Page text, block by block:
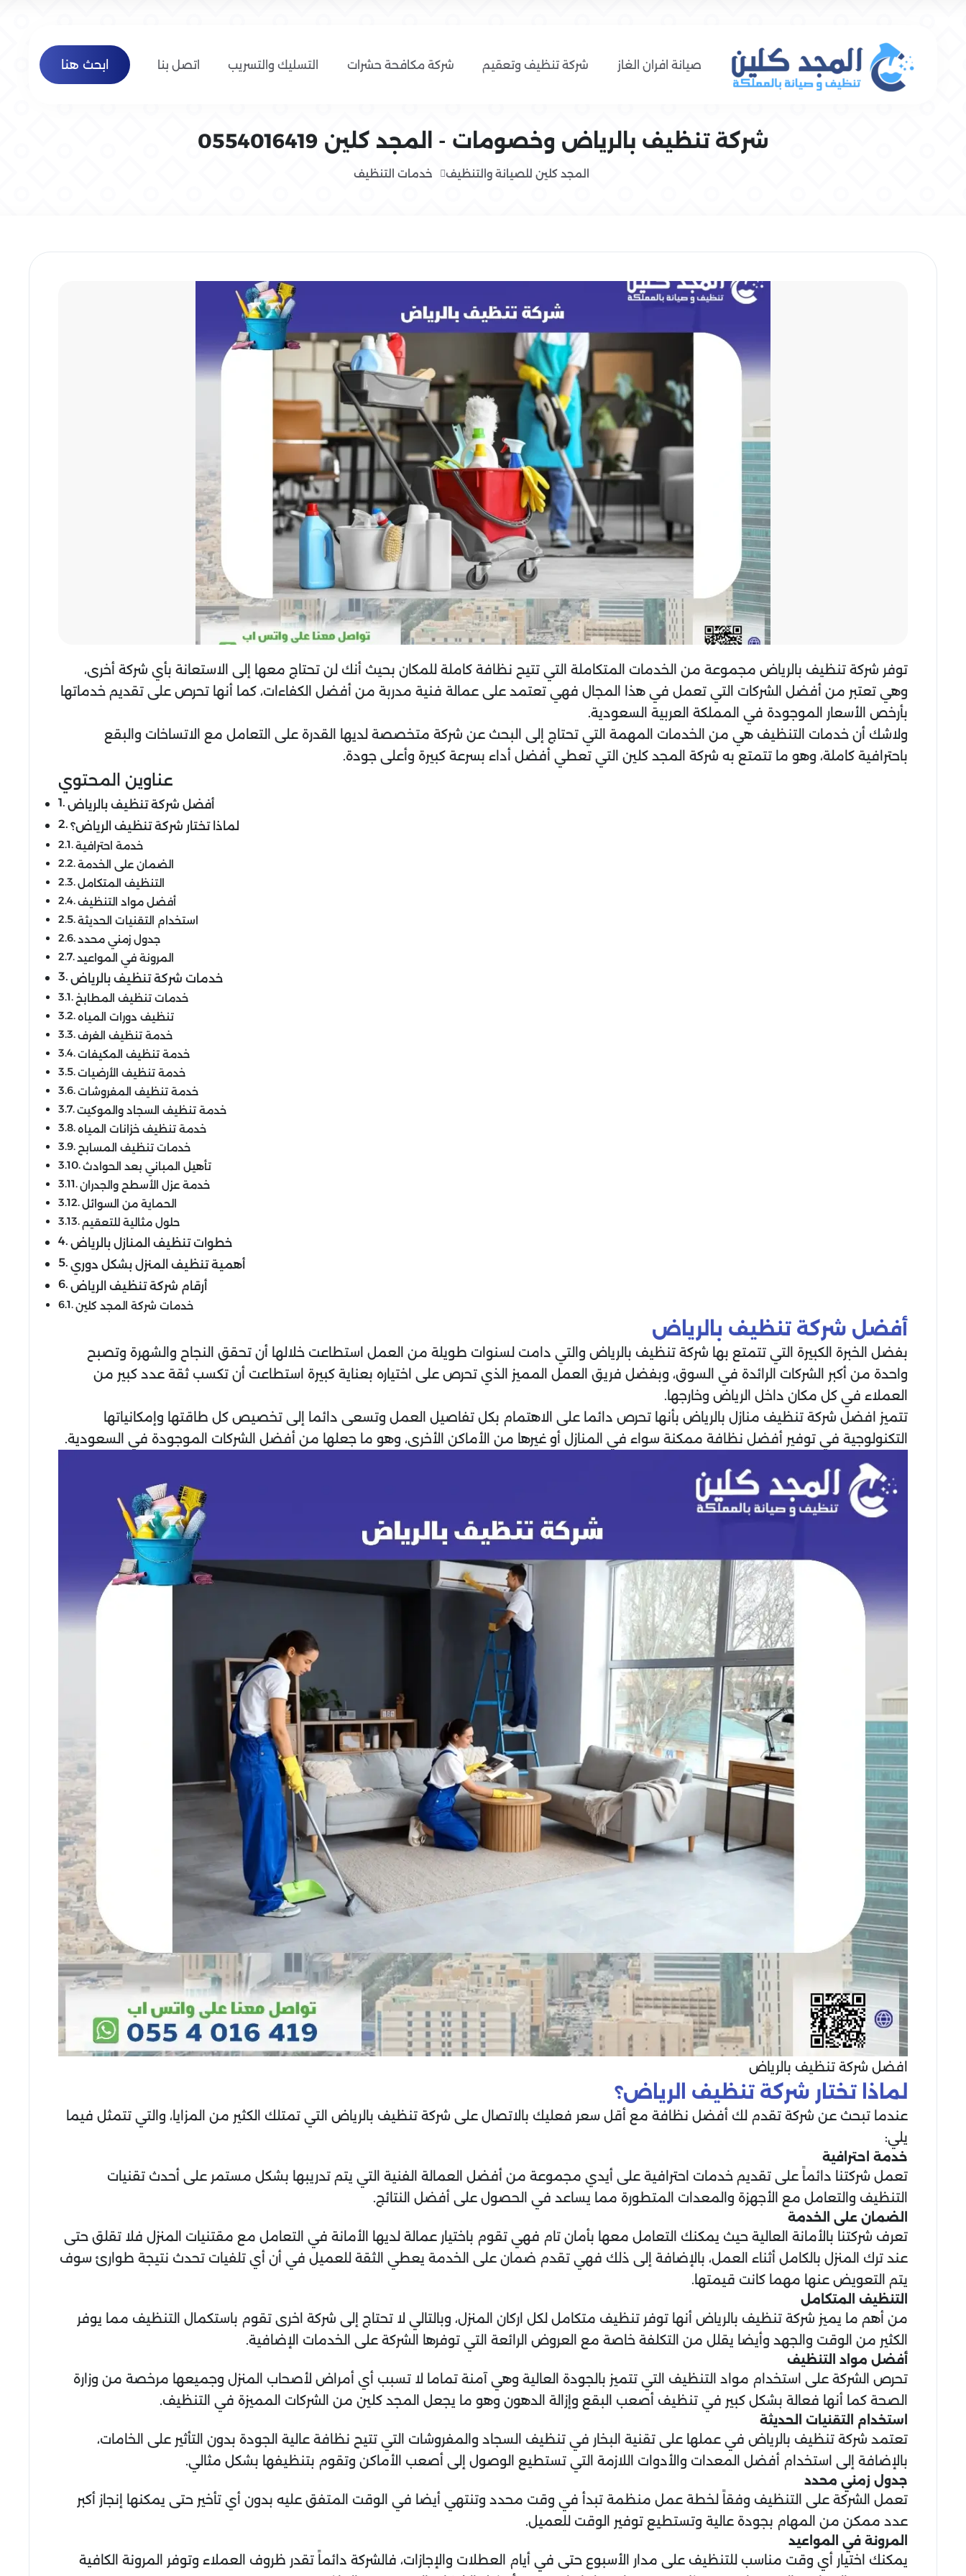
صيانة افران الغاز شركة تنظيف وتعقيم شركة مكافحة حشرات التسليك والتسريب اتصل بنا ابحث هنا
شركة تنظيف بالرياض وخصومات - المجد كلين 0554016419
المجد كلين للصيانة والتنظيف خدمات التنظيف
توفر شركة تنظيف بالرياض مجموعة من الخدمات المتكاملة التي تتيح نظافة كاملة للمكان بحيث أنك لن تحتاج معها إلى الاستعانة بأي شركة أخرى،
وهي تعتبر من أفضل الشركات التي تعمل في هذا المجال فهي تعتمد على عمالة فنية مدربة من أفضل الكفاءات، كما أنها تحرص على تقديم خدماتها
بأرخص الأسعار الموجودة في المملكة العربية السعودية.
ولاشك أن خدمات التنظيف هي من الخدمات المهمة التي تحتاج إلى البحث عن شركة متخصصة لديها القدرة على التعامل مع الاتساخات والبقع
باحترافية كاملة، وهو ما تتمتع به شركة المجد كلين التي تعطي أفضل أداء بسرعة كبيرة وأعلى جودة.
عناوين المحتوي
أفضل شركة تنظيف بالرياض
لماذا تختار شركة تنظيف الرياض؟
خدمة احترافية
الضمان على الخدمة
التنظيف المتكامل
أفضل مواد التنظيف
استخدام التقنيات الحديثة
جدول زمني محدد
المرونة في المواعيد
خدمات شركة تنظيف بالرياض
خدمات تنظيف المطابخ
تنظيف دورات المياه
خدمة تنظيف الغرف
خدمة تنظيف المكيفات
خدمة تنظيف الأرضيات
خدمة تنظيف المفروشات
خدمة تنظيف السجاد والموكيت
خدمة تنظيف خزانات المياه
خدمات تنظيف المسابح
تأهيل المباني بعد الحوادث
خدمة عزل الأسطح والجدران
الحماية من السوائل
حلول مثالية للتعقيم
خطوات تنظيف المنازل بالرياض
أهمية تنظيف المنزل بشكل دوري
أرقام شركة تنظيف الرياض
خدمات شركة المجد كلين
أفضل شركة تنظيف بالرياض
بفضل الخبرة الكبيرة التي تتمتع بها شركة تنظيف بالرياض والتي دامت لسنوات طويلة من العمل استطاعت خلالها أن تحقق النجاح والشهرة وتصبح
واحدة من أكبر الشركات الرائدة في السوق، وبفضل فريق العمل المميز الذي تحرص على اختياره بعناية كبيرة استطاعت أن تكسب ثقة عدد كبير من
العملاء في كل مكان داخل الرياض وخارجها.
تتميز افضل شركة تنظيف منازل بالرياض بأنها تحرص دائما على الاهتمام بكل تفاصيل العمل وتسعى دائما إلى تخصيص كل طاقتها وإمكانياتها
التكنولوجية في توفير أفضل نظافة ممكنة سواء في المنازل أو غيرها من الأماكن الأخرى، وهو ما جعلها من أفضل الشركات الموجودة في السعودية.
افضل شركة تنظيف بالرياض
لماذا تختار شركة تنظيف الرياض؟
عندما تبحث عن شركة تقدم لك أفضل نظافة مع أقل سعر فعليك بالاتصال على شركة تنظيف بالرياض التي تمتلك الكثير من المزايا، والتي تتمثل فيما
يلي:
خدمة احترافية
تعمل شركتنا دائماً على تقديم خدمات احترافية على أيدي مجموعة من أفضل العمالة الفنية التي يتم تدريبها بشكل مستمر على أحدث تقنيات
التنظيف والتعامل مع الأجهزة والمعدات المتطورة مما يساعد في الحصول على أفضل النتائج.
الضمان على الخدمة
تعرف شركتنا بالأمانة العالية حيث يمكنك التعامل معها بأمان تام فهي تقوم باختيار عمالة لديها الأمانة في التعامل مع مقتنيات المنزل فلا تقلق حتى
عند ترك المنزل بالكامل أثناء العمل، بالإضافة إلى ذلك فهي تقدم ضمان على الخدمة يعطي الثقة للعميل في أن أي تلفيات تحدث نتيجة طوارئ سوف
يتم التعويض عنها مهما كانت قيمتها.
التنظيف المتكامل
من أهم ما يميز شركة تنظيف بالرياض أنها توفر تنظيف متكامل لكل اركان المنزل، وبالتالي لا تحتاج إلى شركة اخرى تقوم باستكمال التنظيف مما يوفر
الكثير من الوقت والجهد وأيضا يقلل من التكلفة خاصة مع العروض الرائعة التي توفرها الشركة على الخدمات الإضافية.
أفضل مواد التنظيف
تحرص الشركة على استخدام مواد التنظيف التي تتميز بالجودة العالية وهي آمنة تماما لا تسبب أي أمراض لأصحاب المنزل وجميعها مرخصة من وزارة
الصحة كما أنها فعالة بشكل كبير في تنظيف أصعب البقع وإزالة الدهون وهو ما يجعل المجد كلين من الشركات المميزة في التنظيف.
استخدام التقنيات الحديثة
تعتمد شركة تنظيف بالرياض في عملها على تقنية البخار في تنظيف السجاد والمفروشات التي تتيح نظافة عالية الجودة بدون التأثير على الخامات،
بالإضافة إلى استخدام أفضل المعدات والأدوات اللازمة التي تستطيع الوصول إلى أصعب الأماكن وتقوم بتنظيفها بشكل مثالي.
جدول زمني محدد
تعمل الشركة على التنظيف وفقاً لخطة عمل منظمة تبدأ في وقت محدد وتنتهي أيضا في الوقت المتفق عليه بدون أي تأخير حتى يمكنها إنجاز أكبر
عدد ممكن من المهام بجودة عالية وتستطيع توفير الوقت للعميل.
المرونة في المواعيد
يمكنك اختيار أي وقت مناسب للتنظيف على مدار الأسبوع حتى في أيام العطلات والإجازات، فالشركة دائماً تقدر ظروف العملاء وتوفر المرونة الكافية